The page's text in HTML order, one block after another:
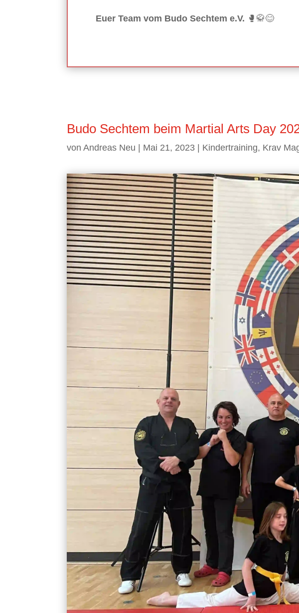
Euer Team vom Budo Sechtem e.V. 🥊🥋😊
Budo Sechtem beim Martial Arts Day
vonAndreas Neu Mai 21, 2023 Kindertraining, Krav